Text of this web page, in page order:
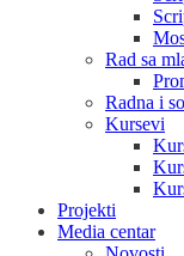
Rad sa
Radna i
Kursevi
Projekti
Media centar